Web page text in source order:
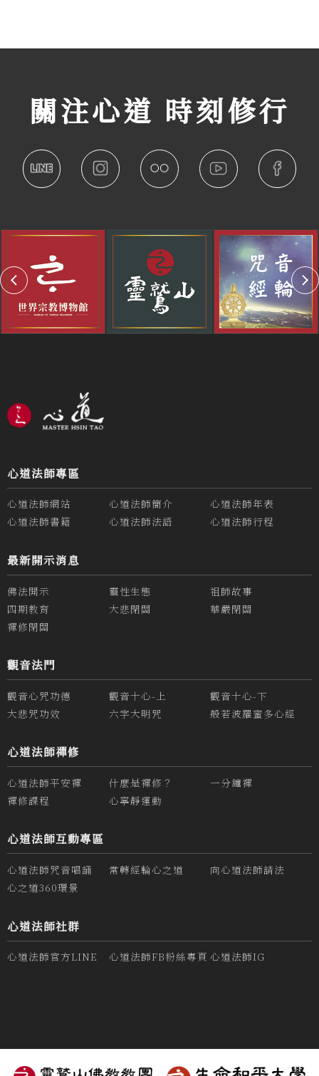
關注心道 時刻修行
心道法師專區
心道法師網站 心道法師簡介
心道法師年表
心道法師書籍
心道法師法語 心道法師行程
最新開示消息
佛法開示 靈性生態
祖師故事
四期教育
大悲閉關
華嚴閉關
禪修閉關
觀音法門
觀音心咒功德 觀音十心-上
觀音十心-下
大悲咒功效
六字大明咒 般若波羅蜜多心經
心道法師禪修
心道法師平安禪 什麼是禪修？
一分鐘禪
禪修課程
心寧靜運動
心道法師互動專區
心道法師咒音唱誦 常轉經輪心之道
向心道法師請法
心之道360環景
心道法師社群
心道法師官方LINE 心道法師FB粉絲專頁 心道法師IG